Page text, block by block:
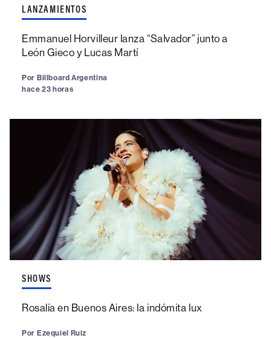
LANZAMIENTOS
Emmanuel Horvilleur lanza “Salvador” junto a
León Gieco y Lucas Martí
Por Billboard Argentina
hace 23 horas
SHOWS
Rosalía en Buenos Aires: la indómita lux
Por Ezequiel Ruiz